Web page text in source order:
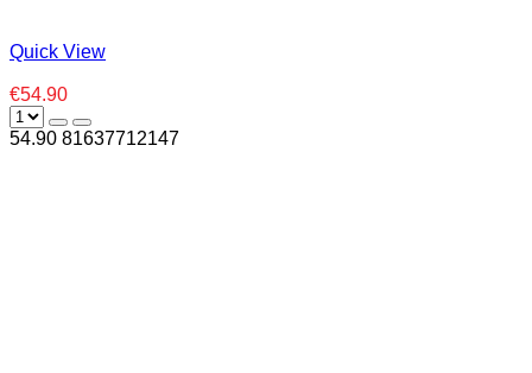
Quick View
€54.90
54.90 81637712147